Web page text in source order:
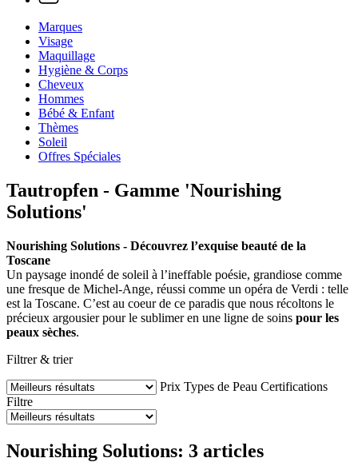
Marques
Visage
Maquillage
Hygiène & Corps
Cheveux
Hommes
Bébé & Enfant
Thèmes
Soleil
Offres Spéciales
Tautropfen - Gamme 'Nourishing
Solutions'
Nourishing Solutions - Découvrez l’exquise beauté de la
Toscane
Un paysage inondé de soleil à l’ineffable poésie, grandiose comme
une fresque de Michel-Ange, réussi comme un opéra de Verdi : telle
est la Toscane. C’est au coeur de ce paradis que nous récoltons le
précieux argousier pour le sublimer en une ligne de soins pour les
peaux sèches.
Filtrer & trier
Prix Types de Peau Certifications
Filtre
Nourishing Solutions: 3 articles